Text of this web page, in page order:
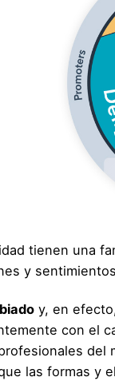
tienen una
y
y, en
con el
las formas y